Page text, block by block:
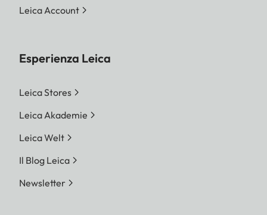
Leica Account
Esperienza Leica
Leica Stores
Leica Akademie
Leica Welt
Il Blog Leica
Newsletter